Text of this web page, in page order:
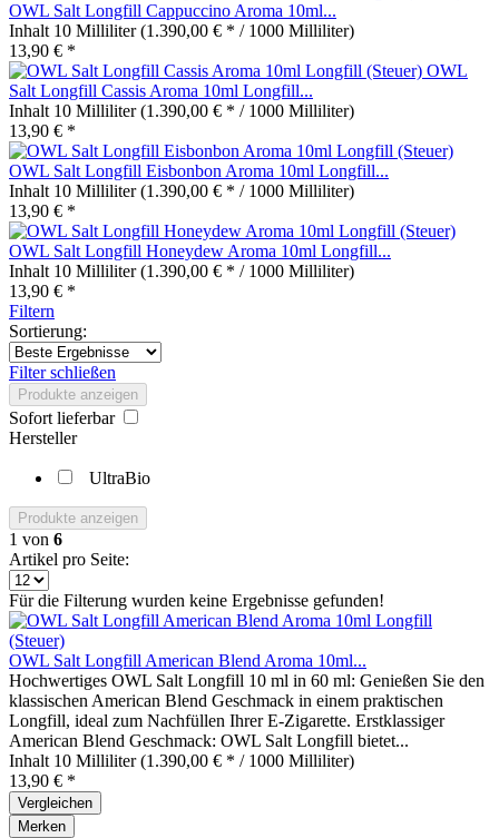
OWL Salt Longfill Cappuccino Aroma 10ml...
Inhalt 10 Milliliter(1.390,00 € * / 1000 Milliliter)
13,90 € *
OWL
Salt Longfill Cassis Aroma 10ml Longfill...
Inhalt 10 Milliliter(1.390,00 € * / 1000 Milliliter)
13,90 € *
OWL Salt Longfill Eisbonbon Aroma 10ml Longfill...
Inhalt 10 Milliliter(1.390,00 € * / 1000 Milliliter)
13,90 € *
OWL Salt Longfill Honeydew Aroma 10ml Longfill...
Inhalt 10 Milliliter(1.390,00 € * / 1000 Milliliter)
13,90 € *
Filtern
Sortierung:
Filter schließen
Produkte anzeigen
Sofort lieferbar
Hersteller
UltraBio
Produkte anzeigen
1 von 6
Artikel pro Seite:
Für die Filterung wurden keine Ergebnisse gefunden!
OWL Salt Longfill American Blend Aroma 10ml...
Hochwertiges OWL Salt Longfill 10 ml in 60 ml: Genießen Sie den
klassischen American Blend Geschmack in einem praktischen
Longfill, ideal zum Nachfüllen Ihrer E-Zigarette. Erstklassiger
American Blend Geschmack: OWL Salt Longfill bietet...
Inhalt 10 Milliliter(1.390,00 € * / 1000 Milliliter)
13,90 € *
Vergleichen
Merken